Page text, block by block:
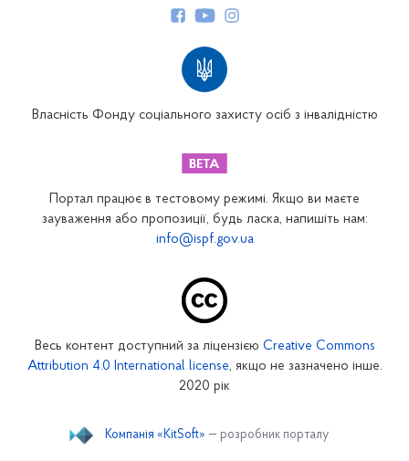
Закарпатське відділення
Запорізьке відділення
Кіровоградське відділення
Миколаївське відділення
Власність Фонду соціального захисту осіб з інвалідністю
Портал працює в тестовому режимі. Якщо ви маєте
зауваження або пропозиції, будь ласка, напишіть нам:
info@ispf.gov.ua
Весь контент доступний за ліцензією Creative Commons
Attribution 4.0 International license, якщо не зазначено інше.
2020 рік
Компанія «KitSoft» — розробник порталу